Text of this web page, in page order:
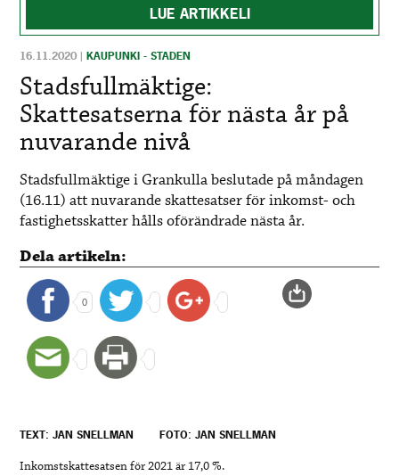
LUE ARTIKKELI
16.11.2020 |KAUPUNKI - STADEN
Stadsfullmäktige:
Skattesatserna för nästa år på
nuvarande nivå
Stadsfullmäktige i Grankulla beslutade på måndagen
(16.11) att nuvarande skattesatser för inkomst- och
fastighetsskatter hålls oförändrade nästa år.
Dela artikeln:
0
TEXT: JAN SNELLMAN FOTO: JAN SNELLMAN
Inkomstskattesatsen för 2021 är 17,0 %.